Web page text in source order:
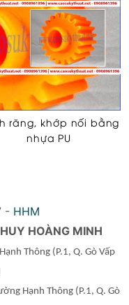
răng, khớp nối bằng
nhựa PU
- HHM
HOÀNG MINH
Thông (P.1, Q. Gò Vấp
Hạnh Thông(P.1, Q. Gò